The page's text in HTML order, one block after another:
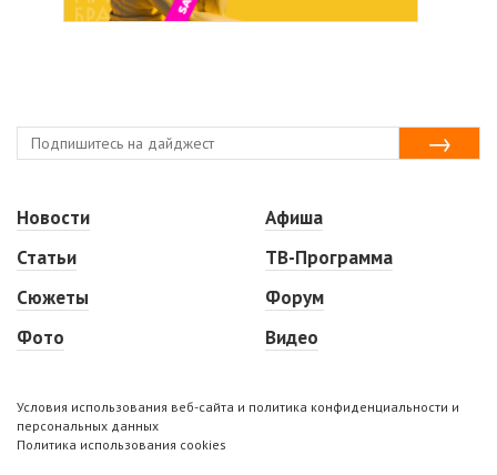
Новости
Статьи
Сюжеты
Фото
Афиша
ТВ-Программа
Форум
Видео
Условия использования веб-сайта и политика конфиденциальности и
персональных данных
Политика использования cookies